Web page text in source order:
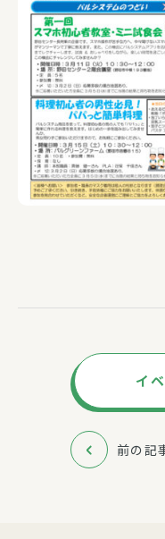
イ
前の記